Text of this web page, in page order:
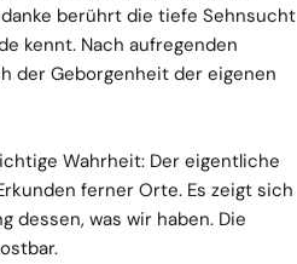
berührt die tiefe Sehnsucht
kennt. Nach aufregenden
der Geborgenheit der eigenen
Wahrheit: Der eigentliche
ferner Orte. Es zeigt sich
dessen, was wir haben. Die